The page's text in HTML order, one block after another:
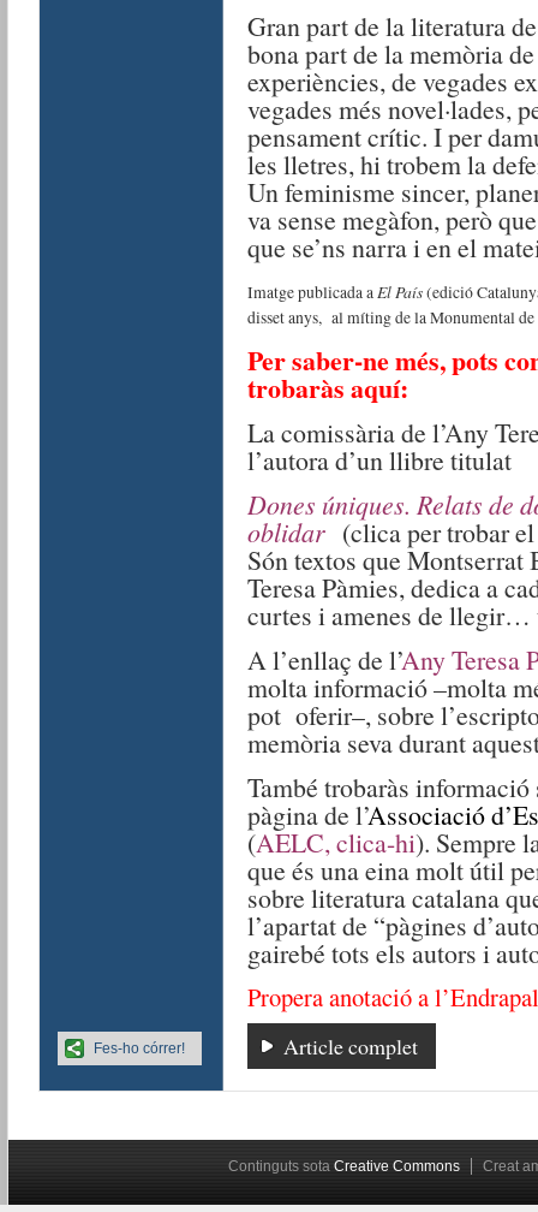
Gran part de la literatura
bona part de la memòria
experiències, de vegades
vegades més novel·lades,
pensament crític. I per
les lletres, hi trobem la
Un feminisme sincer,
va sense megàfon, però
que se’ns narra i en el
Imatge publicada aEl País(edició
disset anys, al míting de la Monumental de
Per saber-ne més, pots
trobaràs aquí:
La comissària de l’Any
l’autora d’un llibre titulat
Dones úniques. Relats de
oblidar (clica per trobar
Són textos que Montserrat
Teresa Pàmies, dedica a
curtes i amenes de llegir…
A l’enllaç de l’Any Teresa
molta informació –molta
pot oferir–, sobre
memòria seva durant
També trobaràs informació
pàgina de l’Associació
(AELC, clica-hi). Sempre
que és una eina molt útil
sobre literatura catalana
l’apartat de “pàgines
gairebé tots els autors i
Propera anotació a
Article complet
Fes-ho córrer!
Continguts sota Creative Commons Creat